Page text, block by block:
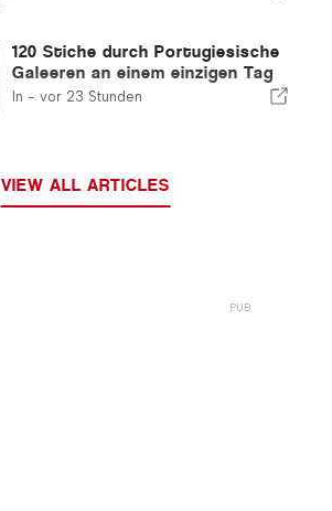
120 Stiche durch Portugiesische
Galeeren an einem einzigen Tag
verzeichnet
In - vor 23 Stunden
VIEW ALL ARTICLES